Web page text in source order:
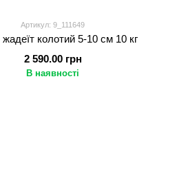
Артикул: 9_111649
жадеїт колотий 5-10 см 10 кг
2 590.00 грн
В наявності